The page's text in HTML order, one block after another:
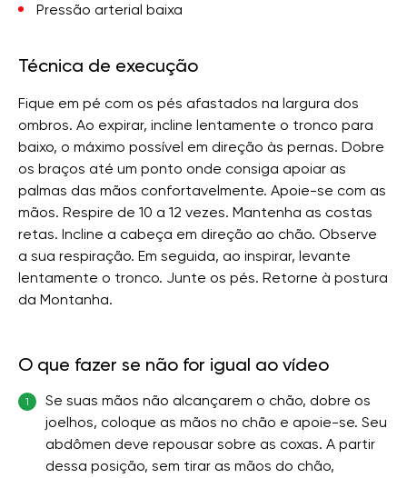
Pressão arterial baixa
Técnica de execução
Fique em pé com os pés afastados na largura dos
ombros. Ao expirar, incline lentamente o tronco para
baixo, o máximo possível em direção às pernas. Dobre
os braços até um ponto onde consiga apoiar as
palmas das mãos confortavelmente. Apoie-se com as
mãos. Respire de 10 a 12 vezes. Mantenha as costas
retas. Incline a cabeça em direção ao chão. Observe
a sua respiração. Em seguida, ao inspirar, levante
lentamente o tronco. Junte os pés. Retorne à postura
da Montanha.
O que fazer se não for igual ao vídeo
1
Se suas mãos não alcançarem o chão, dobre os
joelhos, coloque as mãos no chão e apoie-se. Seu
abdômen deve repousar sobre as coxas. A partir
dessa posição, sem tirar as mãos do chão,